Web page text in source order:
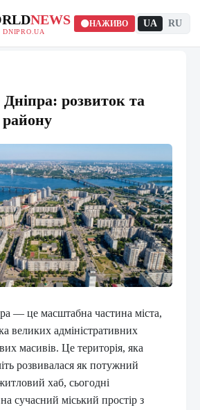
NEWS
DNIPRO.UA
НАЖИВО UA RU
Дніпра: розвиток та
району
— це масштабна частина міста,
великих адміністративних
масивів. Це територія, яка
розвивалася як потужний
хаб, сьогодні
сучасний міський простір з